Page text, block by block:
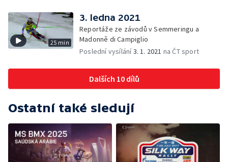
25 min
3. ledna 2021
Reportáže ze závodů v Semmeringu a
Madonně di Campiglio
Poslední vysílání3. 1. 2021 na ČT sport
Dalších 10 dílů
Ostatní také sledují